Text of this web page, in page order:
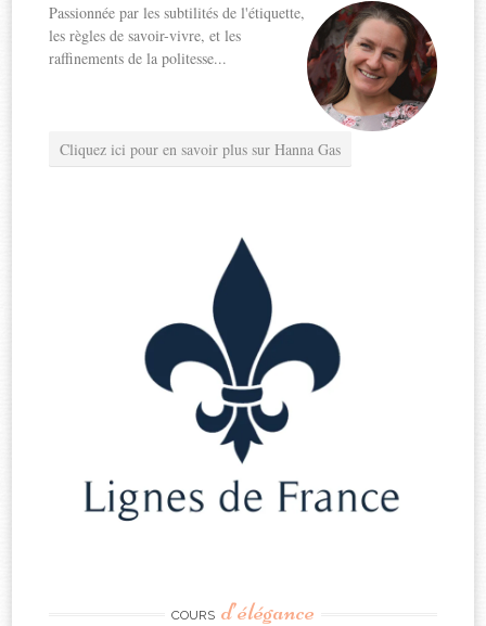
Passionnée par les subtilités de l'étiquette,
les règles de savoir-vivre, et les
raffinements de la politesse...
Cliquez ici pour en savoir plus sur Hanna Gas
COURS d’élégance